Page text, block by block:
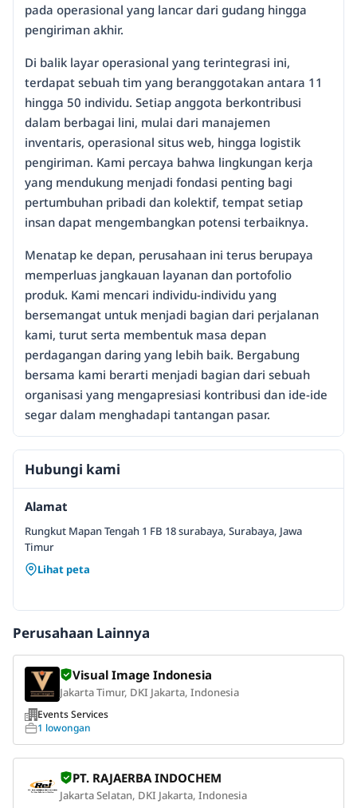
pada operasional yang lancar dari gudang hingga
pengiriman akhir.
Di balik layar operasional yang terintegrasi ini,
terdapat sebuah tim yang beranggotakan antara 11
hingga 50 individu. Setiap anggota berkontribusi
dalam berbagai lini, mulai dari manajemen
inventaris, operasional situs web, hingga logistik
pengiriman. Kami percaya bahwa lingkungan kerja
yang mendukung menjadi fondasi penting bagi
pertumbuhan pribadi dan kolektif, tempat setiap
insan dapat mengembangkan potensi terbaiknya.
Menatap ke depan, perusahaan ini terus berupaya
memperluas jangkauan layanan dan portofolio
produk. Kami mencari individu-individu yang
bersemangat untuk menjadi bagian dari perjalanan
kami, turut serta membentuk masa depan
perdagangan daring yang lebih baik. Bergabung
bersama kami berarti menjadi bagian dari sebuah
organisasi yang mengapresiasi kontribusi dan ide-ide
segar dalam menghadapi tantangan pasar.
Hubungi kami
Alamat
Rungkut Mapan Tengah 1 FB 18 surabaya, Surabaya, Jawa
Timur
Lihat peta
Perusahaan Lainnya
Visual Image Indonesia
Jakarta Timur, DKI Jakarta, Indonesia
Events Services
1 lowongan
PT. RAJAERBA INDOCHEM
Jakarta Selatan, DKI Jakarta, Indonesia